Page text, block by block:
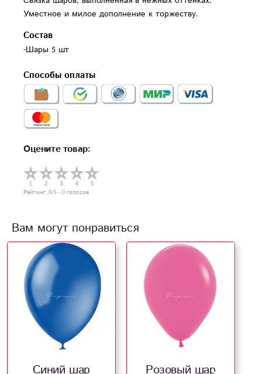
Уместное и милое дополнение к торжеству.
Состав
-Шары 5 шт
Способы оплаты
Оцените товар:
Рейтинг: 0/5 - 0 голосов
Вам могут понравиться
Синий шар Розовый шар